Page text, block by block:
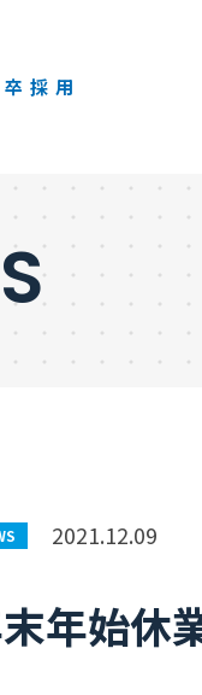
採用
2021.12.09
年始休